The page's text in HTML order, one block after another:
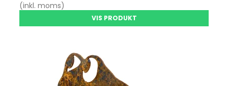
(inkl. moms)
VIS PRODUKT